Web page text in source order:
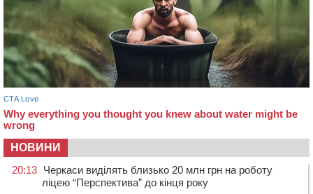
НОВИНИ
20:13 Черкаси виділять близько 20 млн грн на роботу
ліцею “Перспектива” до кінця року